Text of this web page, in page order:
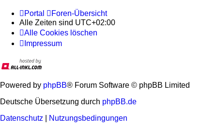
Portal
Foren-Übersicht
Alle Zeiten sind UTC+02:00
Alle Cookies löschen
Impressum
Powered by phpBB® Forum Software © phpBB Limited
Deutsche Übersetzung durch phpBB.de
Datenschutz
Nutzungsbedingungen